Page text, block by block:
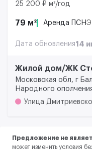
25 200 ₽ м²/год
79 м² Аренда ПСН
Дата обновления14
Жилой дом/ЖК
Московская обл, г
Народного
Улица
Предложение не
может изменить условия